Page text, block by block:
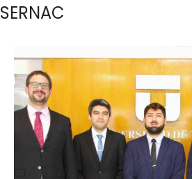
SERNAC